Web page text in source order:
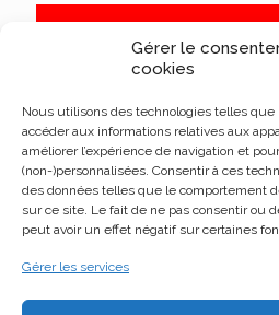
Gérer le
cookies
Nous utilisons des technologies telles
accéder aux informations relatives aux
améliorer l’expérience de navigation et
(non-)personnalisées. Consentir à ces
des données telles que le comportement
sur ce site. Le fait de ne pas consentir ou
peut avoir un effet négatif sur certaines
Gérer les services